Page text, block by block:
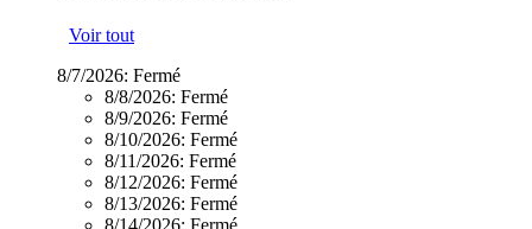
Voir tout
8/7/2026: Fermé
8/8/2026: Fermé
8/9/2026: Fermé
8/10/2026: Fermé
8/11/2026: Fermé
8/12/2026: Fermé
8/13/2026: Fermé
8/14/2026: Fermé